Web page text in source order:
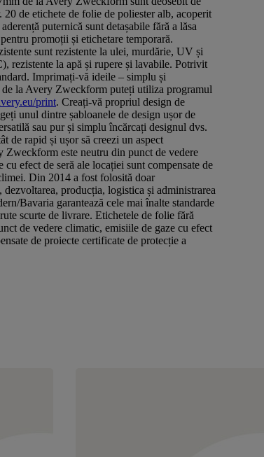
de etichete de folie de poliester alb, acoperit
puternică sunt detașabile fără a lăsa
promoții și etichetare temporară.
sunt rezistente la ulei, murdărie, UV și
rezistente la apă și rupere și lavabile. Potrivit
Imprimați-vă ideile – simplu și
la Avery Zweckform puteți utiliza programul
print. Creați-vă propriul design de
unul dintre șabloanele de design ușor de
sau pur și simplu încărcați designul dvs.
de rapid și ușor să creezi un aspect
este neutru din punct de vedere
efect de seră ale locației sunt compensate de
Din 2014 a fost folosită doar
dezvoltarea, producția, logistica și administrarea
Bavaria garantează cele mai înalte standarde
scurte de livrare. Etichetele de folie fără
de vedere climatic, emisiile de gaze cu efect
de proiecte certificate de protecție a